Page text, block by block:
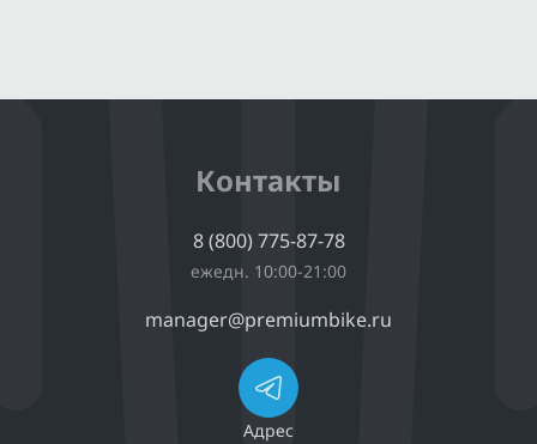
Контакты
8 (800) 775-87-78
ежедн. 10:00-21:00
manager@premiumbike.ru
Адрес